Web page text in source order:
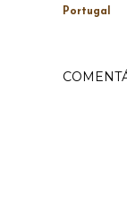
Portugal